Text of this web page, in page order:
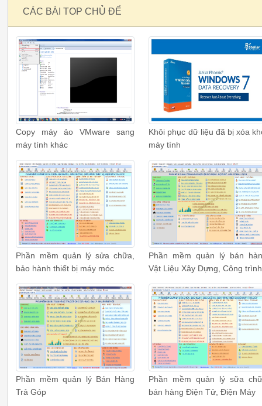
CÁC BÀI TOP CHỦ ĐỂ
Copy máy ảo VMware sang
máy tính khác
Khôi phục dữ liệu đã bị xóa
máy tính
Phần mềm quản lý sửa chữa,
bảo hành thiết bị máy móc
Phần mềm quản lý bán
Vật Liệu Xây Dựng, Công trình
Phần mềm quản lý Bán Hàng
Trả Góp
Phần mềm quản lý sữa
bán hàng Điện Tử, Điện Máy